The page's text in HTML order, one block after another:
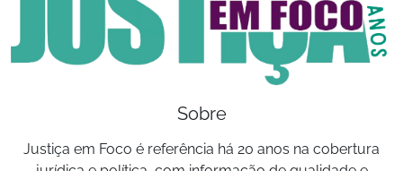
Sobre
Justiça em Foco é referência há 20 anos na cobertura